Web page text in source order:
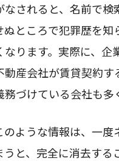
なされると、名前で検
ぬところで犯罪歴を知
なります。実際に、企
動産会社が賃貸契約す
づけている会社も多
のような情報は、一度
うと、完全に消去する